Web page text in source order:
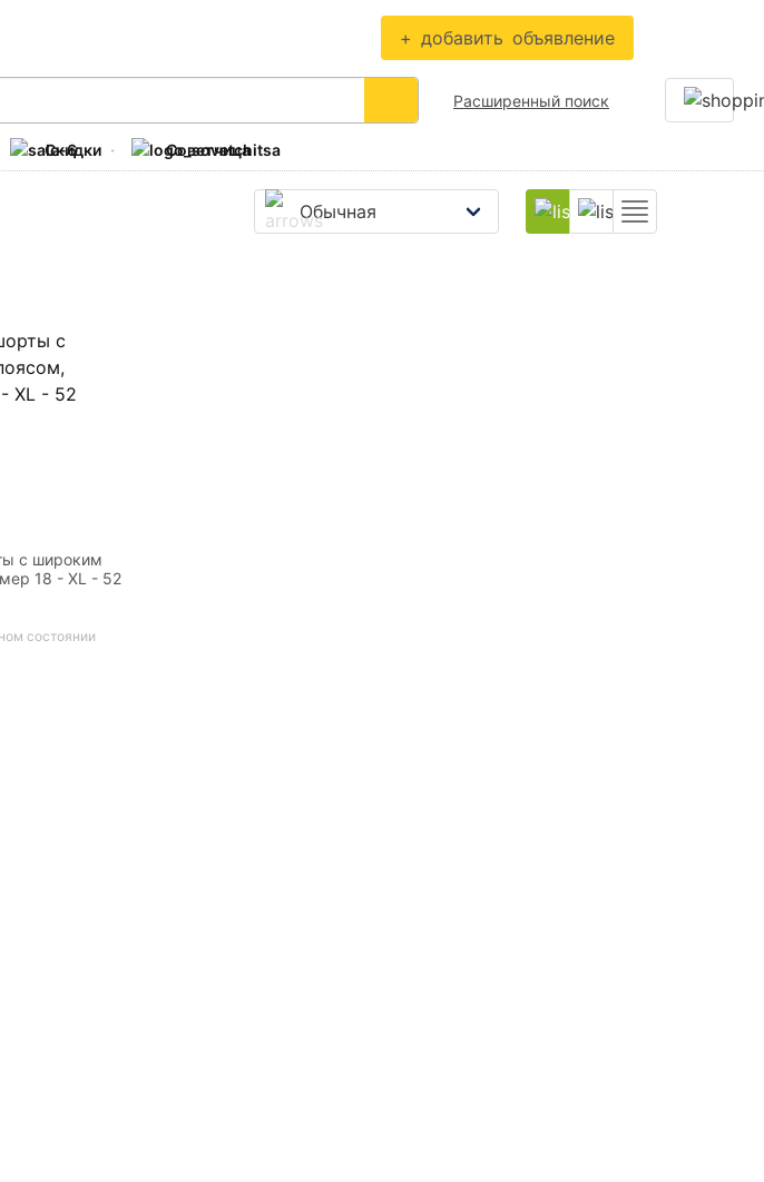
+ добавить объявление
Расширенный поиск
Скидки Советчица
с широким
18 - XL - 52
состоянии